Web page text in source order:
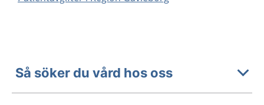
Så söker du vård hos oss